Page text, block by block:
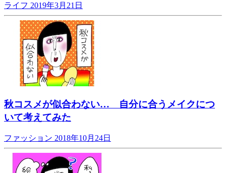
ライフ 2019年3月21日
秋コスメが似合わない… 自分に合うメイクにつ
いて考えてみた
ファッション 2018年10月24日